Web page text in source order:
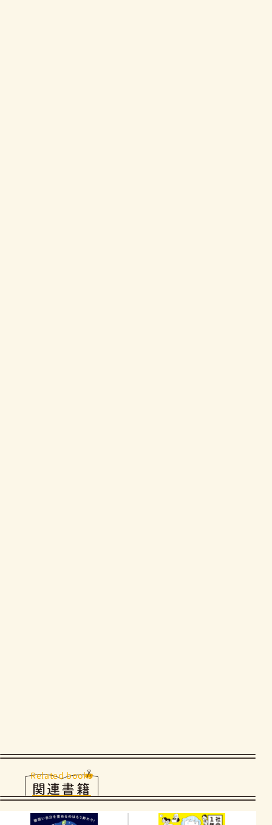
Related books
関連書籍